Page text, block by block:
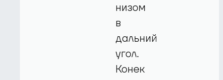
низом
в
дальний
угол.
Конек